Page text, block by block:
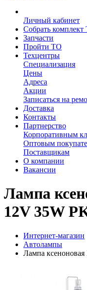
Личный кабинет
Собрать
Запчасти
Пройти ТО
Техцентры
Специализация
Цены
Адреса
Акции
Записаться на
Доставка
Контакты
Партнерство
Корпоративным
Оптовым
Поставщикам
О компании
Вакансии
Лампа
12V 35W
Интернет-магазин
Автолампы
Лампа